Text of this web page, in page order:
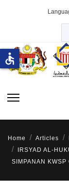
Home Articles
IRSYAD AL-
SIMPANAN
accessible